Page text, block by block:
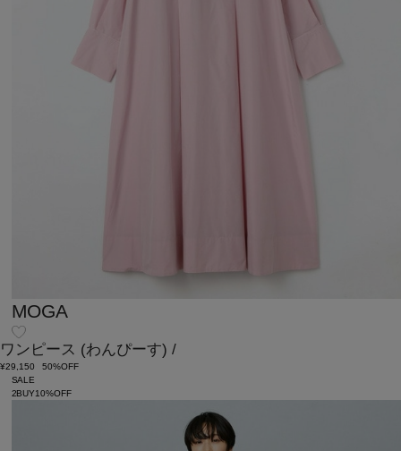
MOGA
ワンピース (わんぴーす) /
¥29,150
50%OFF
SALE
2BUY10%OFF